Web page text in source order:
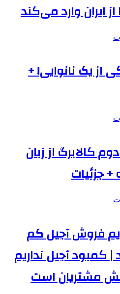
ایران وارد می‌کند
از یک نانوایی! +
کالابرگ از زبان
+ جزئیات
فروش آجیل کم
| کمبود آجیل نداریم
مشتریان است